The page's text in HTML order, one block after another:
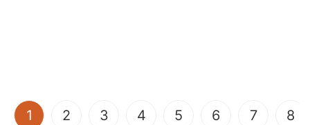
1 (current)
2 3 4 5 6 7 8